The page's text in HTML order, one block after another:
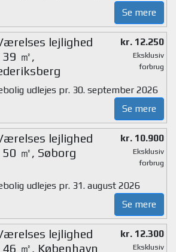
Se mere
lejlighed
㎡,
kr. 12.250
Eksklusiv
forbrug
udlejes pr. 30. september 2026
Se mere
lejlighed
50 ㎡, Søborg
kr. 10.900
Eksklusiv
forbrug
udlejes pr. 31. august 2026
Se mere
lejlighed
46 ㎡, København
kr. 12.300
Eksklusiv